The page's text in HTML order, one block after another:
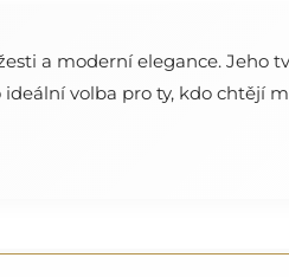
a moderní elegance. Jeho
volba pro ty, kdo chtějí